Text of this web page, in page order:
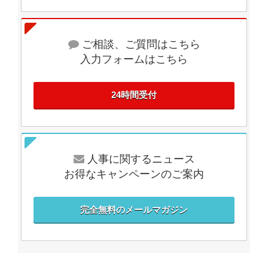
ご相談、ご質問はこちら
入力フォームはこちら
24時間受付
人事に関するニュース
お得なキャンペーンのご案内
完全無料のメールマガジン